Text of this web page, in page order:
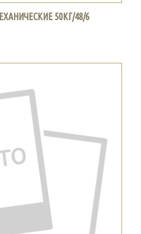
50КГ/48/6